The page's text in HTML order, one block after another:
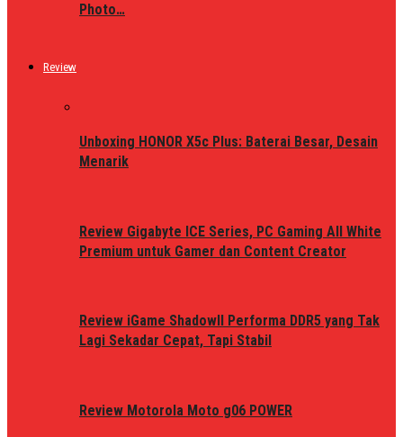
Photo…
Review
Unboxing HONOR X5c Plus: Baterai Besar, Desain
Menarik
Review Gigabyte ICE Series, PC Gaming All White
Premium untuk Gamer dan Content Creator
Review iGame ShadowII Performa DDR5 yang Tak
Lagi Sekadar Cepat, Tapi Stabil
Review Motorola Moto g06 POWER